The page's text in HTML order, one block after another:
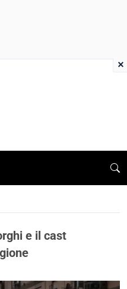
e il cast
×